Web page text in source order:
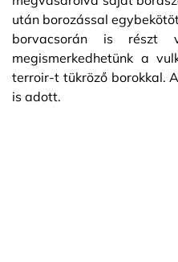
után borozással
borvacsorán is részt
megismerkedhetünk a
terroir-t tükröző borokkal.
is adott.